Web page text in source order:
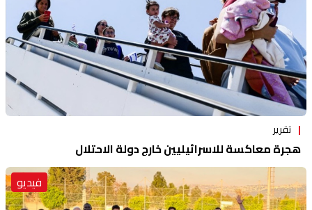
تقرير
هجرة معاكسة للاسرائيليين خارج دولة الاحتلال
فيديو